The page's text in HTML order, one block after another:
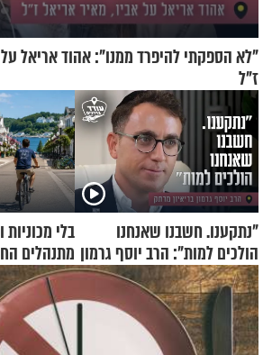
"לא הספקתי להיפרד ממנו": אהוד אריאל
ז"ל
"נתקענו. חשבנו שאנחנו
הולכים למות": הרב יוסף גרמון
בריאיון מרתק
בלי
מתנהלים
לנהוג כבר יותר